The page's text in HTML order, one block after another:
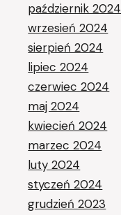
październik 2024
wrzesień 2024
sierpień 2024
lipiec 2024
czerwiec 2024
maj 2024
kwiecień 2024
marzec 2024
luty 2024
styczeń 2024
grudzień 2023